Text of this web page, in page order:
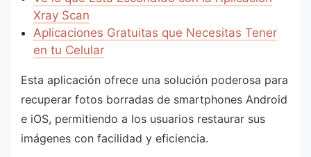
Xray Scan
Aplicaciones Gratuitas que Necesitas Tener
en tu Celular
Esta aplicación ofrece una solución poderosa para
recuperar fotos borradas de smartphones Android
e iOS, permitiendo a los usuarios restaurar sus
imágenes con facilidad y eficiencia.